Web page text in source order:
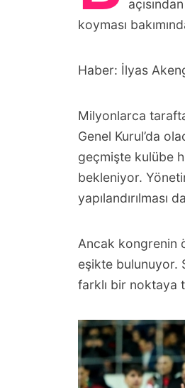
koyması
Haber: İlyas
Milyonlarca
Genel Kurul’da
geçmişte kulübe
bekleniyor.
yapılandırılması
Ancak kongrenin
eşikte bulunuyor.
farklı bir noktaya